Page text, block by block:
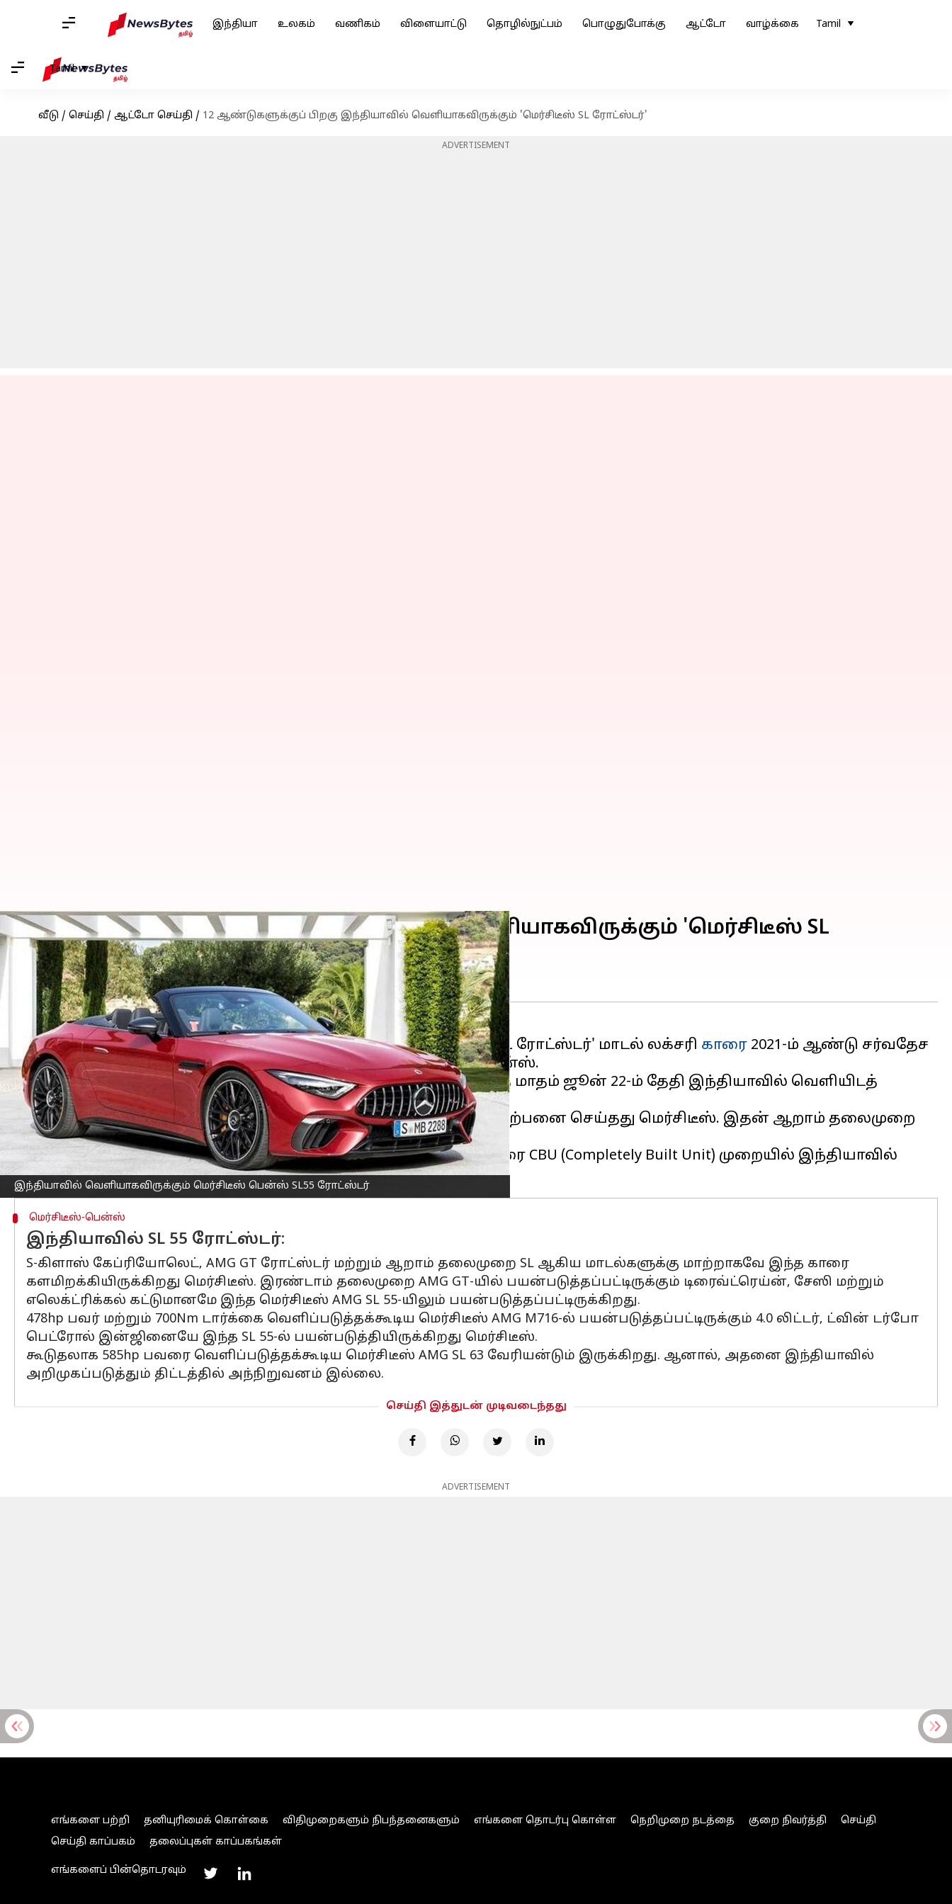
இந்தியா உலகம் வணிகம் விளையாட்டு தொழில்நுட்பம் பொழுதுபோக்கு ஆட்டோ வாழ்க்கை Tamil
Tamil
வீடு / செய்தி / ஆட்டோ செய்தி / 12 ஆண்டுகளுக்குப் பிறகு இந்தியாவில் வெளியாகவிருக்கும் 'மெர்சிடீஸ் SL ரோட்ஸ்டர்'
ADVERTISEMENT
இந்தியாவில் வெளியாகவிருக்கும் மெர்சிடீஸ் பென்ஸ் SL55 ரோட்ஸ்டர்
12 ஆண்டுகளுக்குப் பிறகு இந்தியாவில் வெளியாகவிருக்கும் 'மெர்சிடீஸ் SL
ரோட்ஸ்டர்'
எழுதியவர் Prasanna Venkatesh May 22, 2023 02:14 pm
செய்தி முன்னோட்டம்
பிற நாடுகளில் விற்பனையில் இருக்கக்கூடிய ஏழாம் தலைமுறை 'SL ரோட்ஸ்டர்' மாடல் லக்சரி காரை 2021-ம் ஆண்டு சர்வதேச
ஆட்டோமொபைல்சந்தையில் அறிமுகப்படுத்தியது மெர்சிடீஸ்-பென்ஸ்.
12 வருடங்களுக்குப் பிறகு அந்த மாடலை 'SL55 ரோட்ஸ்டராக' அடுத்த மாதம் ஜூன் 22-ம் தேதி இந்தியாவில் வெளியிடத்
திட்டமிட்டிருக்கிறது அந்நிறுவனம்.
கடைசியாக இந்த மாடலின் ஐந்தாம் தலைமுறை மாடலை 2012-ல் விற்பனை செய்தது மெர்சிடீஸ். இதன் ஆறாம் தலைமுறை
மாடலை இந்தியாவில் அந்நிறுவனம் வெளியிடவில்லை.
இந்த இரண்டு டோர்கள் கொண்ட SL கிளாஸ் ஃப்ளாக்ஷிப் ரோட்ஸ்டரை CBU (Completely Built Unit) முறையில் இந்தியாவில்
மெர்சிடீஸ்-பென்ஸ்
இந்தியாவில் SL 55 ரோட்ஸ்டர்:
S-கிளாஸ் கேப்ரியோலெட், AMG GT ரோட்ஸ்டர் மற்றும் ஆறாம் தலைமுறை SL ஆகிய மாடல்களுக்கு மாற்றாகவே இந்த காரை
களமிறக்கியிருக்கிறது மெர்சிடீஸ். இரண்டாம் தலைமுறை AMG GT-யில் பயன்படுத்தப்பட்டிருக்கும் டிரைவ்ட்ரெய்ன், சேஸி மற்றும்
எலெக்ட்ரிக்கல் கட்டுமானமே இந்த மெர்சிடீஸ் AMG SL 55-யிலும் பயன்படுத்தப்பட்டிருக்கிறது.
478hp பவர் மற்றும் 700Nm டார்க்கை வெளிப்படுத்தக்கூடிய மெர்சிடீஸ் AMG M716-ல் பயன்படுத்தப்பட்டிருக்கும் 4.0 லிட்டர், ட்வின் டர்போ
பெட்ரோல் இன்ஜினையே இந்த SL 55-ல் பயன்படுத்தியிருக்கிறது மெர்சிடீஸ்.
கூடுதலாக 585hp பவரை வெளிப்படுத்தக்கூடிய மெர்சிடீஸ் AMG SL 63 வேரியன்டும் இருக்கிறது. ஆனால், அதனை இந்தியாவில்
அறிமுகப்படுத்தும் திட்டத்தில் அந்நிறுவனம் இல்லை.
செய்தி இத்துடன் முடிவடைந்தது
ADVERTISEMENT
எங்களை பற்றி தனியுரிமைக் கொள்கை விதிமுறைகளும் நிபந்தனைகளும் எங்களை தொடர்பு கொள்ள நெறிமுறை நடத்தை குறை நிவர்த்தி
செய்தி
செய்தி காப்பகம்
தலைப்புகள் காப்பகங்கள்
எங்களைப் பின்தொடரவும்